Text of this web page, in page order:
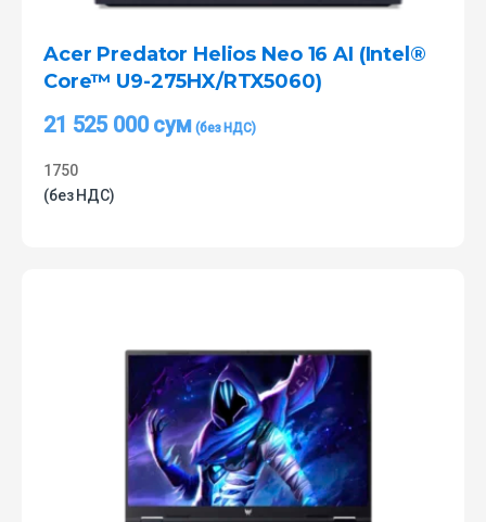
Acer Predator Helios Neo 16 AI (Intel®
Core™ U9-275HX/RTX5060)
21 525 000сум
1750
(без НДС)